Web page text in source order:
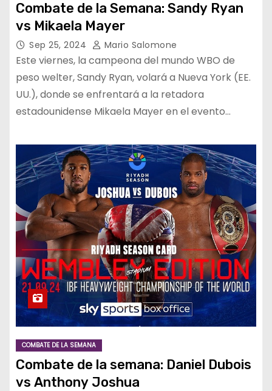
Combate de la Semana: Sandy Ryan
vs Mikaela Mayer
Sep 25, 2024 Mario Salomone
Este viernes, la campeona del mundo WBO de
peso welter, Sandy Ryan, volará a Nueva York (EE.
UU.), donde se enfrentará a la retadora
estadounidense Mikaela Mayer en el evento…
COMBATE DE LA SEMANA
Combate de la semana: Daniel Dubois
vs Anthony Joshua